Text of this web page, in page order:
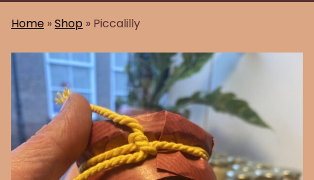
Home »Shop » Piccalilly